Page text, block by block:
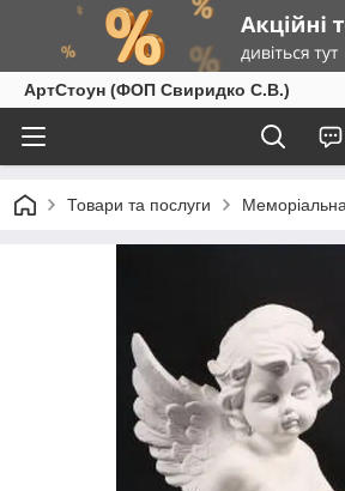
АртСтоун (ФОП Свиридко С.В.)
Товари та послуги